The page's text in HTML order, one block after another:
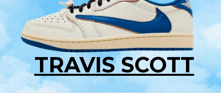
Самые мягкие
Много моделей в
TRAVIS SCOTT